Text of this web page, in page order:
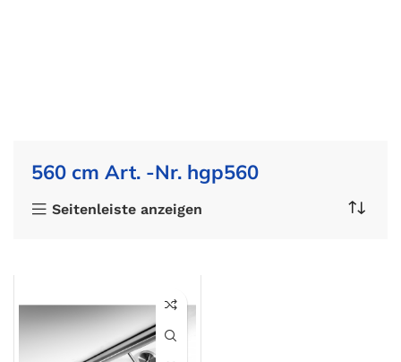
560 cm Art. -Nr. hgp560
Seitenleiste anzeigen